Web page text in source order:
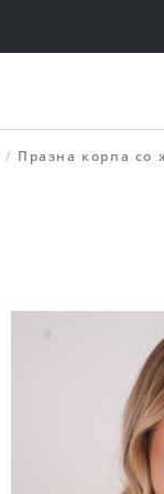
Празна корпа со